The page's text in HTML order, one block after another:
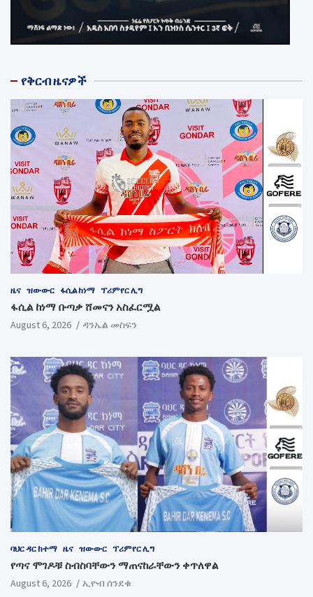
የቅርብ ዜናዎች
ዜና ዝውውር ፋሲል ከነማ ፕሪምየር ሊግ
ፋሲል ከነማ ቡጣቃ ሸመናን አስፈርሟል
August 6, 2026 ዳንኤል መስፍን
ባህር ዳር ከተማ ዜና ዝውውር ፕሪምየር ሊግ
የጣና ሞገዶቹ ስብስባቸውን ማጠናከራቸውን ቀጥለዋል
August 6, 2026 ኢዮብ ሰንደቁ